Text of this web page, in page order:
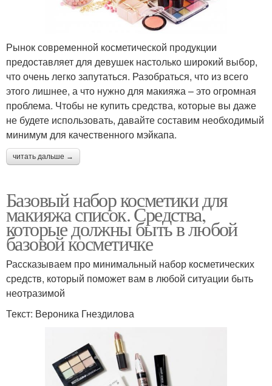
Рынок современной косметической продукции
предоставляет для девушек настолько широкий выбор,
что очень легко запутаться. Разобраться, что из всего
этого лишнее, а что нужно для макияжа – это огромная
проблема. Чтобы не купить средства, которые вы даже
не будете использовать, давайте составим необходимый
минимум для качественного мэйкапа.
читать дальше →
Базовый набор косметики для
макияжа список. Средства,
которые должны быть в любой
базовой косметичке
Рассказываем про минимальный набор косметических
средств, который поможет вам в любой ситуации быть
неотразимой
Текст: Вероника Гнездилова